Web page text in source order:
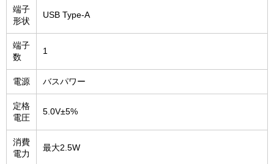
端子
形状
USB Type-A
端子
数
1
電源 バスパワー
定格
電圧
5.0V±5%
消費
電力
最大2.5W